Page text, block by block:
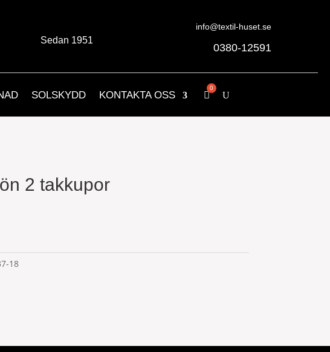
Sedan 1951
info@textil-huset.se
0380-12591
SOLSKYDD KONTAKTA OSS
2 takkupor
18